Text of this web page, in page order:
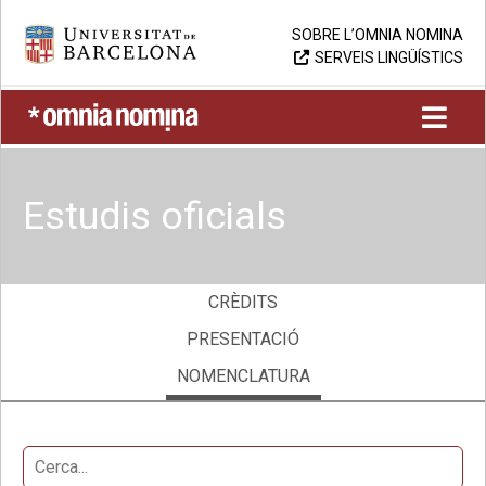
content
Universitat de Barcelona
SOBRE L’OMNIA NOMINA
SERVEIS LINGÜÍSTICS
UB > Omnia nomina
Estudis oficials
CRÈDITS
PRESENTACIÓ
NOMENCLATURA
Cerca...